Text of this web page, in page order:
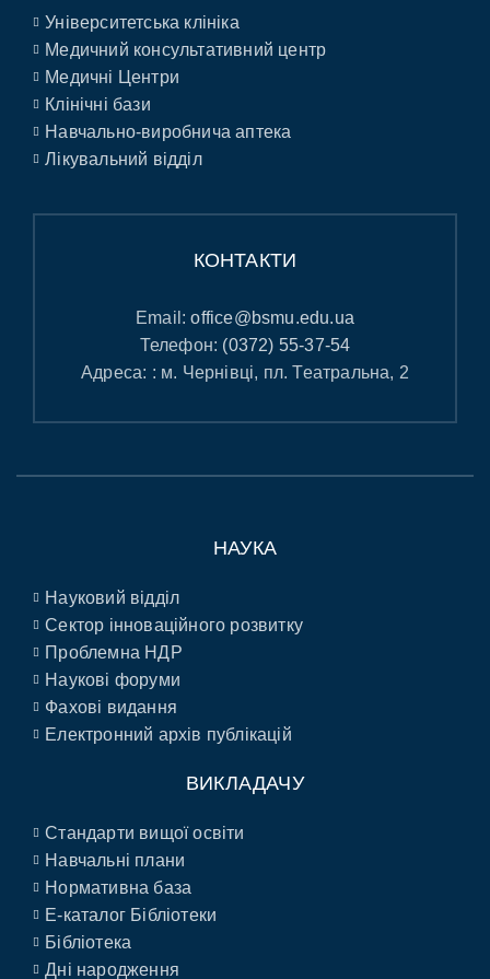
Університетська клініка
Медичний консультативний центр
Медичні Центри
Клінічні бази
Навчально-виробнича аптека
Лікувальний відділ
КОНТАКТИ
Email:office@bsmu.edu.ua
Телефон: (0372) 55-37-54
Адреса: : м. Чернівці, пл. Театральна, 2
НАУКА
Науковий відділ
Сектор інноваційного розвитку
Проблемна НДР
Наукові форуми
Фахові видання
Електронний архів публікацій
ВИКЛАДАЧУ
Стандарти вищої освіти
Навчальні плани
Нормативна база
E-каталог Бібліотеки
Бібліотека
Дні народження